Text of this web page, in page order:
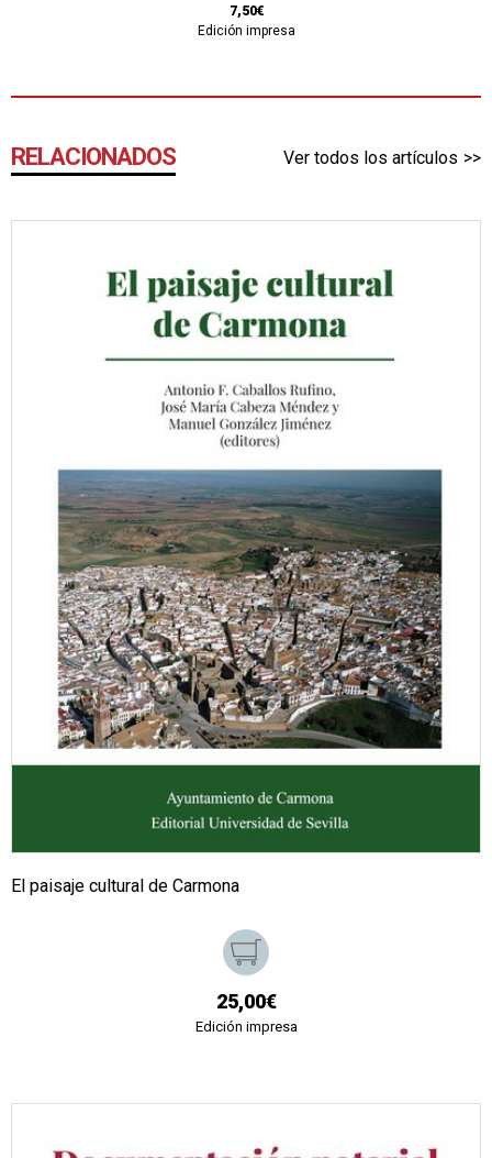
7,50€
Edición impresa
RELACIONADOS Ver todos los artículos
El paisaje cultural de Carmona
25,00€
Edición impresa